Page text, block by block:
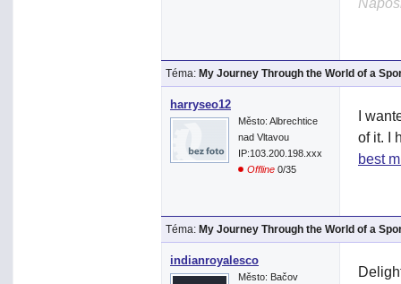
Téma: My Journey Through the World of a
harryseo12
Město: Albrechtice
nad Vltavou
IP:103.200.198.xxx
Offline 0/35
I
of it. I
best
Téma: My Journey Through the World of a
indianroyalesco
Město: Bačov